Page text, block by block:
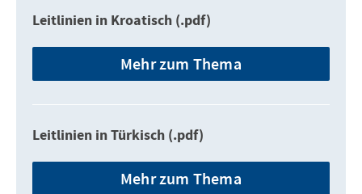
Leitlinien in Kroatisch (.pdf)
Mehr zum Thema
Leitlinien in Türkisch (.pdf)
Mehr zum Thema